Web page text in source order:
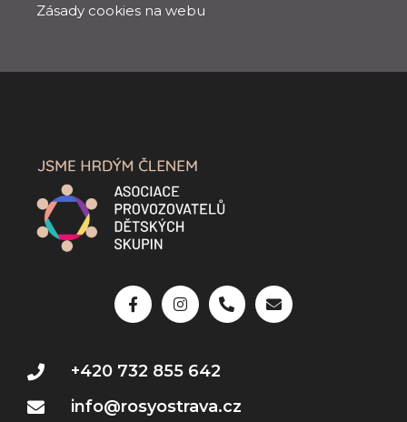
Zásady cookies na webu
+420 732 855 642
info@rosyostrava.cz